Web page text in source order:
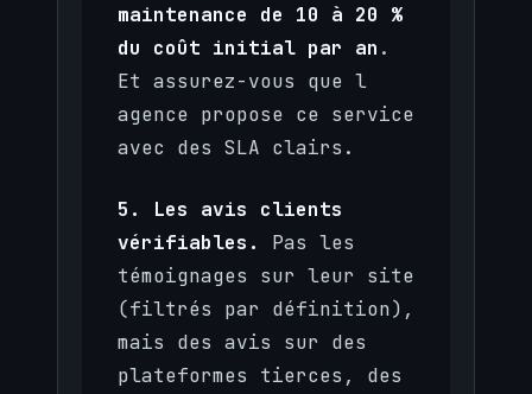
maintenance de 10 à 20 %
du coût initial par an .
Et assurez-vous que l
agence propose ce service
avec des SLA clairs.
5. Les avis clients
vérifiables.
Pas les
témoignages sur leur site
(filtrés par définition),
mais des avis sur des
plateformes tierces, des